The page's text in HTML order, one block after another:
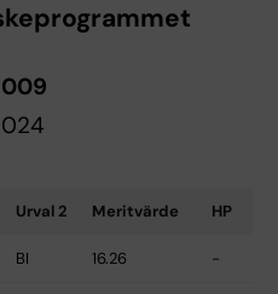
Urval 2 Meritvärde HP
BI 16.26 -